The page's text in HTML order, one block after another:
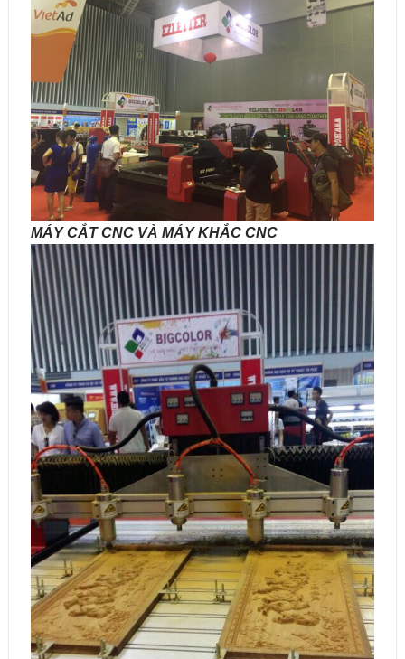
MÁY CẮT CNC VÀ MÁY KHẮC CNC